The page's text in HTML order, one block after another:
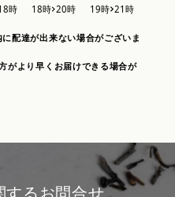
配達が出来ない場合がございま
がより早くお届けできる場合が
するお問合せ